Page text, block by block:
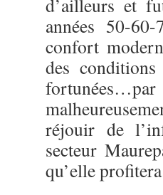
d’ailleurs et
années 50-
confort
des
réjouir de
secteur
qu’elle